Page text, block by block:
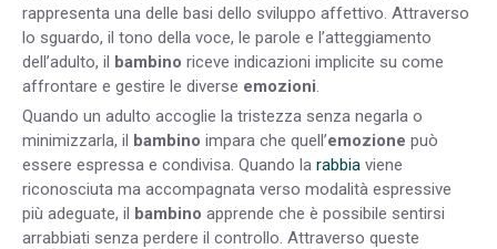
rappresenta una delle basi dello sviluppo affettivo. Attraverso
lo sguardo, il tono della voce, le parole e l’atteggiamento
dell’adulto, il bambino riceve indicazioni implicite su come
affrontare e gestire le diverse emozioni.
Quando un adulto accoglie la tristezza senza negarla o
minimizzarla, il bambino impara che quell’emozione può
essere espressa e condivisa. Quando la rabbia viene
riconosciuta ma accompagnata verso modalità espressive
più adeguate, il bambino apprende che è possibile sentirsi
arrabbiati senza perdere il controllo. Attraverso queste